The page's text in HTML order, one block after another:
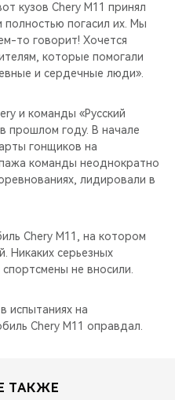
кузов Chery M11 принял
полностью погасил их. Мы
то говорит! Хочется
которые помогали
и сердечные люди».
и команды «Русский
прошлом году. В начале
гонщиков на
команды неоднократно
лидировали в
Chery M11, на котором
Никаких серьезных
не вносили.
испытаниях на
Chery M11 оправдал.
ТАКЖЕ